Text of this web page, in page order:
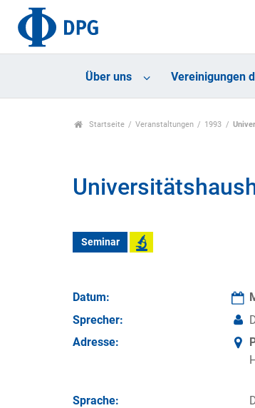
Über uns Vereinigungen
Startseite Veranstaltungen 1993
Seminar
Datum:
Sprecher:
Adresse:
Sprache: